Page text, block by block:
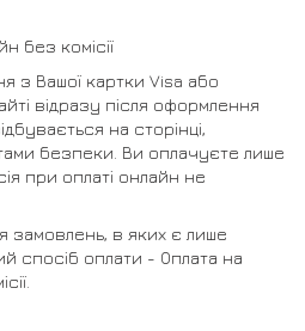
без комісії
з Вашої картки Visa або
відразу після оформлення
на сторінці,
безпеки. Ви оплачуєте лише
при оплаті онлайн не
замовлень, в яких є лише
спосіб оплати - Оплата на